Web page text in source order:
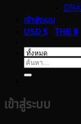
เข้าสู่ระบบ
USD $
THB ฿
ค้นหา:
เข้าสู่ระบบ